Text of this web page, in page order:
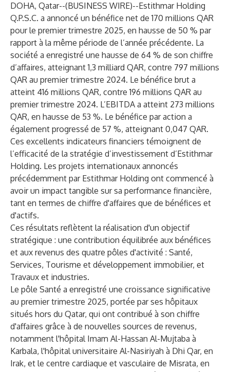
DOHA, Qatar--(BUSINESS WIRE)--Estithmar Holding
Q.P.S.C. a annoncé un bénéfice net de 170 millions QAR
pour le premier trimestre 2025, en hausse de 50 % par
rapport à la même période de l’année précédente. La
société a enregistré une hausse de 64 % de son chiffre
d’affaires, atteignant 1,3 milliard QAR, contre 797 millions
QAR au premier trimestre 2024. Le bénéfice brut a
atteint 416 millions QAR, contre 196 millions QAR au
premier trimestre 2024. L’EBITDA a atteint 273 millions
QAR, en hausse de 53 %. Le bénéfice par action a
également progressé de 57 %, atteignant 0,047 QAR.
Ces excellents indicateurs financiers témoignent de
l’efficacité de la stratégie d’investissement d’Estithmar
Holding. Les projets internationaux annoncés
précédemment par Estithmar Holding ont commencé à
avoir un impact tangible sur sa performance financière,
tant en termes de chiffre d'affaires que de bénéfices et
d'actifs.
Ces résultats reflètent la réalisation d'un objectif
stratégique : une contribution équilibrée aux bénéfices
et aux revenus des quatre pôles d'activité : Santé,
Services, Tourisme et développement immobilier, et
Travaux et industries.
Le pôle Santé a enregistré une croissance significative
au premier trimestre 2025, portée par ses hôpitaux
situés hors du Qatar, qui ont contribué à son chiffre
d'affaires grâce à de nouvelles sources de revenus,
notamment l'hôpital Imam Al-Hassan Al-Mujtaba à
Karbala, l'hôpital universitaire Al-Nasiriyah à Dhi Qar, en
Irak, et le centre cardiaque et vasculaire de Misrata, en